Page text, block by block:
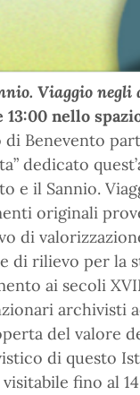
Viaggio
nello
di Benevento
dedicato
e il Sannio.
originali
di
di rilievo per la
ai secoli
archivisti
del valore
di questo
fino al